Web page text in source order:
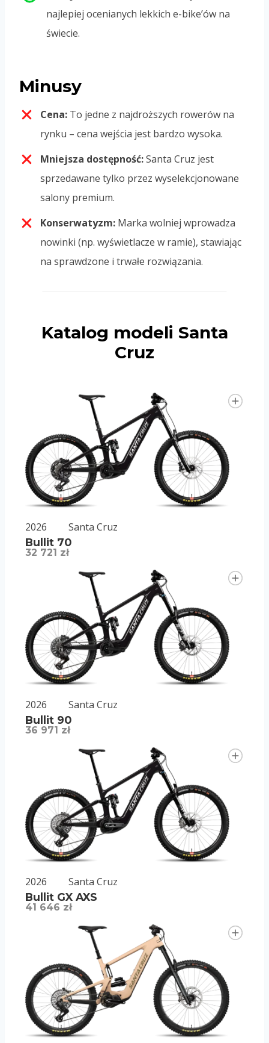
najlepiej ocenianych lekkich e-bike’ów na
świecie.
Minusy
Cena: To jedne z najdroższych rowerów na
rynku – cena wejścia jest bardzo wysoka.
Mniejsza dostępność:Santa Cruz jest
sprzedawane tylko przez wyselekcjonowane
salony premium.
Konserwatyzm: Marka wolniej wprowadza
nowinki (np. wyświetlacze w ramie), stawiając
na sprawdzone i trwałe rozwiązania.
Katalog modeli Santa
Cruz
2026 Santa Cruz
Bullit 70
32 721 zł
2026 Santa Cruz
Bullit 90
36 971 zł
2026 Santa Cruz
Bullit GX AXS
41 646 zł